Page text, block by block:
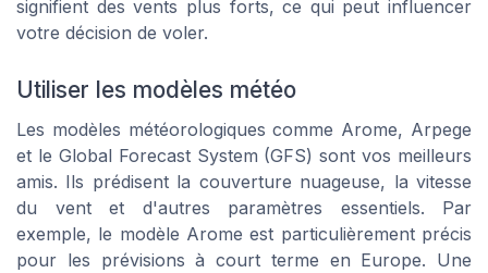
signifient des vents plus forts, ce qui peut influencer
votre décision de voler.
Utiliser les modèles météo
Les modèles météorologiques comme Arome, Arpege
et le Global Forecast System (GFS) sont vos meilleurs
amis. Ils prédisent la couverture nuageuse, la vitesse
du vent et d'autres paramètres essentiels. Par
exemple, le modèle Arome est particulièrement précis
pour les prévisions à court terme en Europe. Une